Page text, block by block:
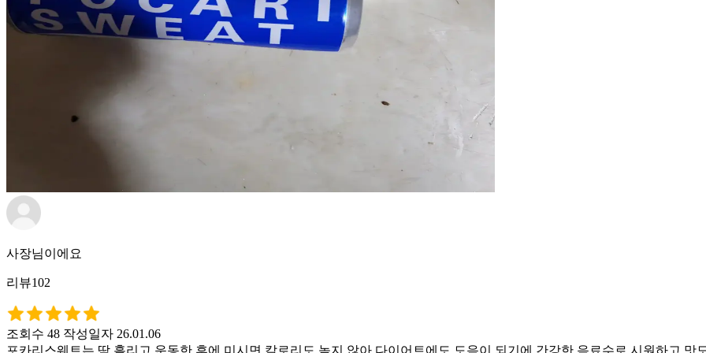
사장님이에요
리뷰102
조회수 48 작성일자 26.01.06
포카리스웨트는 땀 흘리고 운동한 후에 미시면 칼로리도 높지 않아 다이어트에도 도음이 되기에 간강한 음료수로 시원하고 맛